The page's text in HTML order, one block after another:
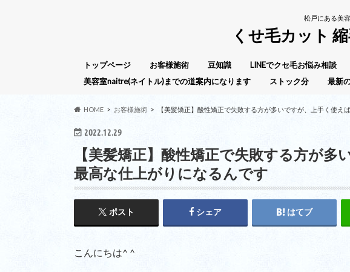
松戸にある美
くせ毛カット
トップページ お客様施術 豆知識 LINEでクセ毛お悩み相談
美容室naitre(ネイトル)までの道案内になります
ストック分 最新
HOME お客様施術 【美髪矯正】酸性矯正で失敗する方が多いですが、上手く使え
2022.12.29
【美髪矯正】酸性矯正で失敗する方が多
最高な仕上がりになるんです
ポスト シェア はてブ
こんにちは^ ^